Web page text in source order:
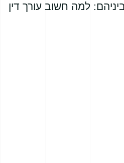
למה חשוב עורך דין